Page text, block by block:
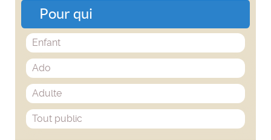
Pour qui
Enfant
Ado
Adulte
Tout public